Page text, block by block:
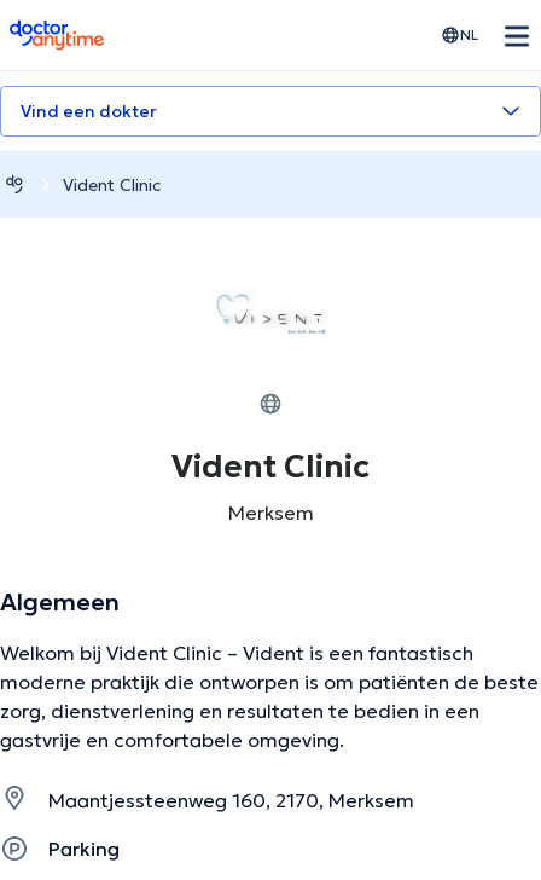
doctoranytime NL
Vind een dokter
Vident Clinic
Vident Clinic
Merksem
Algemeen
Welkom bij Vident Clinic – Vident is een fantastisch
moderne praktijk die ontworpen is om patiënten de beste
zorg, dienstverlening en resultaten te bedien in een
gastvrije en comfortabele omgeving.
Maantjessteenweg 160, 2170, Merksem
Parking